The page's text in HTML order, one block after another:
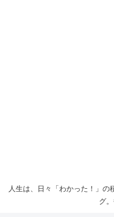
人生は、日々「わかった！」の
グ